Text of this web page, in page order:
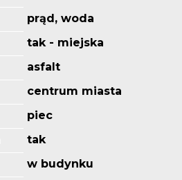
prąd, woda
tak - miejska
asfalt
centrum miasta
piec
tak
w budynku